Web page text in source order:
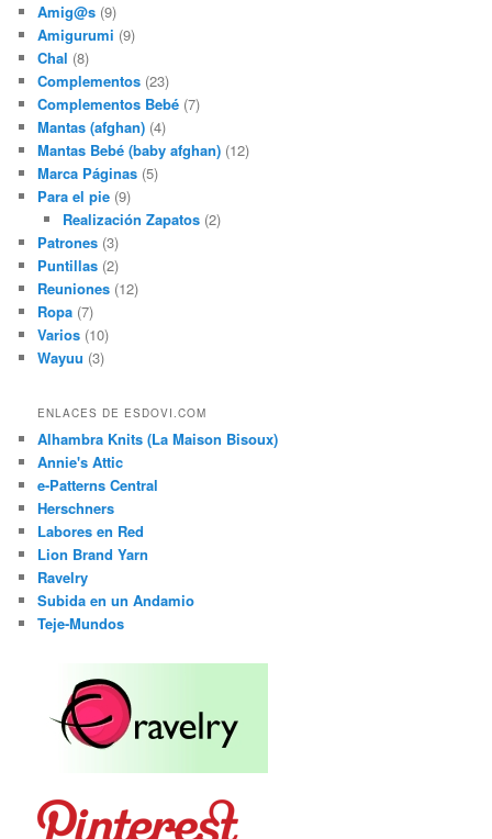
Amig@s (9)
Amigurumi (9)
Chal (8)
Complementos (23)
Complementos Bebé (7)
Mantas (afghan) (4)
Mantas Bebé (baby afghan) (12)
Marca Páginas (5)
Para el pie (9)
Realización Zapatos(2)
Patrones (3)
Puntillas (2)
Reuniones (12)
Ropa (7)
Varios (10)
Wayuu (3)
ENLACES DE ESDOVI.COM
Alhambra Knits (La Maison Bisoux)
Annie's Attic
e-Patterns Central
Herschners
Labores en Red
Lion Brand Yarn
Ravelry
Subida en un Andamio
Teje-Mundos